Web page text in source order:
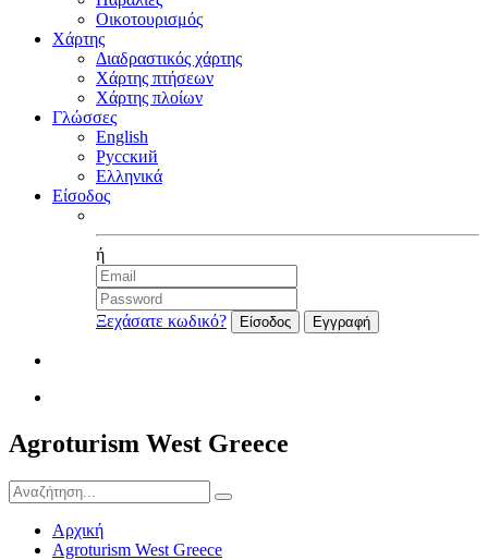
Οικοτουρισμός
Χάρτης
Διαδραστικός χάρτης
Χάρτης πτήσεων
Χάρτης πλοίων
Γλώσσες
English
Русский
Ελληνικά
Είσοδος
ή
Ξεχάσατε κωδικό?
Agroturism West Greece
Αρχική
Agroturism West Greece